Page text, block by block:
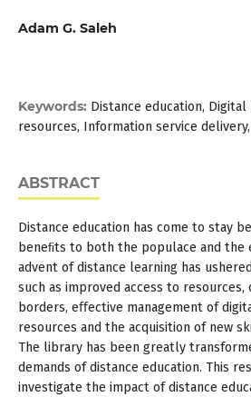
Adam G. Saleh
Keywords: Distance education,
resources, Information service
ABSTRACT
Distance education has come to stay
beneﬁts to both the populace and the
advent of distance learning has
such as improved access to
borders, eﬀective management of
resources and the acquisition of new
The library has been greatly
demands of distance education. This
investigate the impact of distance